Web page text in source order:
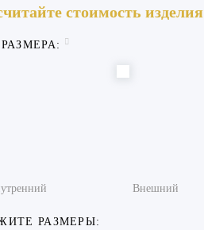
стоимость изделия
Внешний
РАЗМЕРЫ: